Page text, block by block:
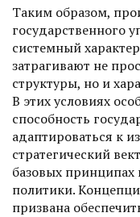
Таким образом,
государственного
систем­ный
затрагивают не
структуры, но и
В этих условиях
способность
адаптироваться к
стратегический
базовых принципах
политики.
призвана